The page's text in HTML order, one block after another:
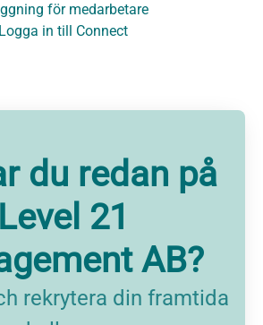
för medarbetare
Logga in till Connect
du redan på
Level 21
AB?
rekrytera din framtida